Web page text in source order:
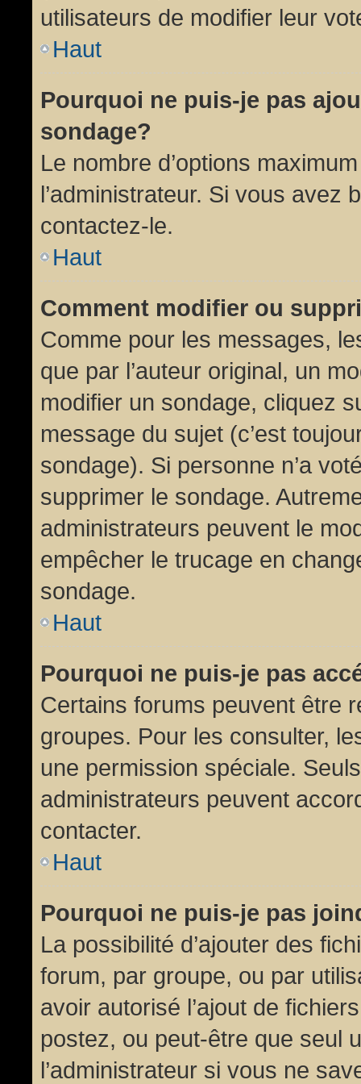
utilisateurs de modifier leur
Haut
Pourquoi ne puis-je pas
sondage?
Le nombre d’options
l’administrateur. Si vous avez
contactez-le.
Haut
Comment modifier ou
Comme pour les messages,
que par l’auteur original, un
modifier un sondage, cliquez
message du sujet (c’est
sondage). Si personne n’a
supprimer le sondage.
administrateurs peuvent le
empêcher le trucage en
sondage.
Haut
Pourquoi ne puis-je pas
Certains forums peuvent être
groupes. Pour les consulter,
une permission spéciale.
administrateurs peuvent
contacter.
Haut
Pourquoi ne puis-je pas
La possibilité d’ajouter des
forum, par groupe, ou par
avoir autorisé l’ajout de
postez, ou peut-être que seul
l’administrateur si vous ne